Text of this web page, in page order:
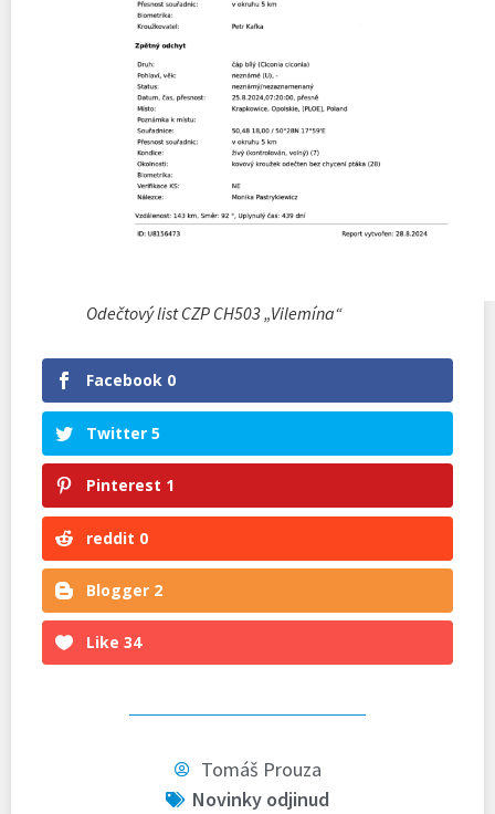
Odečtový list CZP CH503 „Vilemína“
Facebook 0
Twitter 5
Pinterest 1
reddit 0
Blogger 2
Like 34
Tomáš Prouza
Novinky odjinud